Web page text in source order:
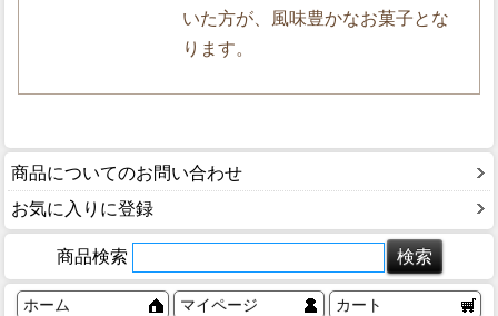
いた方が、風味豊かなお菓子とな
ります。
商品についてのお問い合わせ
お気に入りに登録
商品検索
ホーム マイページ カート